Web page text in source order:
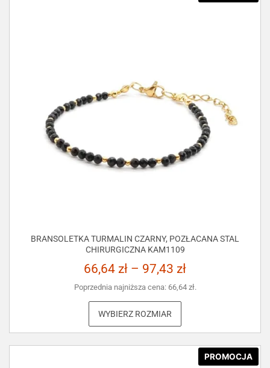
BRANSOLETKA TURMALIN CZARNY, POZŁACANA STAL
CHIRURGICZNA KAM1109
66,64 zł – 97,43 zł
Poprzednia najniższa cena: 66,64 zł.
WYBIERZ ROZMIAR
PROMOCJA